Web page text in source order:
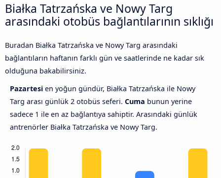
Białka Tatrzańska ve Nowy Targ
arasındaki otobüs bağlantılarının sıklığı
Buradan Białka Tatrzańska ve Nowy Targ arasındaki
bağlantıların haftanın farklı gün ve saatlerinde ne kadar sık
olduğuna bakabilirsiniz.
Pazartesi en yoğun gündür, Białka Tatrzańska ile Nowy
Targ arası günlük 2 otobüs seferi. Cuma bunun yerine
sadece 1 ile en az bağlantıya sahiptir. Arasındaki günlük
antrenörler Białka Tatrzańska ve Nowy Targ.